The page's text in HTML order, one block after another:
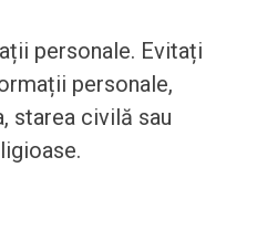
personale. Evitați
personale,
starea civilă sau